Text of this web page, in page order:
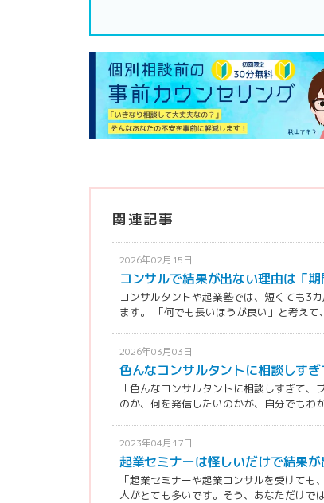
関連記事
2026年02月15日
コンサルで結果が出ない理由は「
コンサルタントや起業塾では、短くても3
ます。 「何でも長いほうが良い」と考えて
2026年03月03日
色んなコンサルタントに相談しす
「色んなコンサルタントに相談しすぎて
のか、何を発信したいのかが、自分でもわ
2023年04月17日
起業セミナーは怪しいだけで結果
「起業セミナーや起業コンサルを受けて
人がとても多いです。そう、あなただけで